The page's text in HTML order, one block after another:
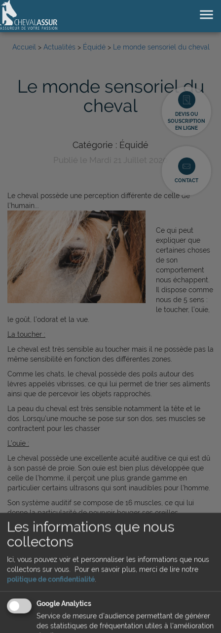
menu
DEVIS OU
SOUSCRIPTION
EN LIGNE
CONTACT
Accueil > Actualités > Équidé > Le monde sensoriel du cheval
Le monde sensoriel du
cheval
Catégorie : Équidé
Publié le Mardi 21 Juillet 2020
Le cheval possède une perception différente de celle de
l’humain...
Ce qui peut
expliquer que
certaines choses
de son
comportement
nous échappent.
Il dispose comme
nous de 5 sens :
le toucher, l’ouïe,
le goût, l’odorat et la vue.
La toucher :
Le cheval est très sensible au toucher mais il ne possède pas la
même sensibilité en fonction des différentes zones.
Comme les chats, le cheval possède des poils autour des
lèvres appelés vibrisses, ce qui lui permet de trier ses aliments
ainsi que de percevoir les objets rapprochés.
La peau du cheval est très sensible notamment la tête et le
dos. Lorsqu’une mouche se pose sur son dos, ses muscles se
contractent pour les chasser
L’ouïe :
Le cheval possède une excellente acuité auditive ce qui est dû
à son passé de proie. Son ouïe est bien plus développée que
celle de l’homme, il perçoit une plus grande gamme en
particulier certains ultrasons qui sont inaudibles pour l’homme.
Son système auditif se compose de 16 muscles, ce qui lui
donne la particularité de pourvoir bouger ses oreilles
indépendamment et de pouvoir les orienter dans la direction de
la source du son sans pour autant devoir tourner la tête.
Par chance, notre voix fait partie des gammes de sons que le
cheval entend le mieux.
Le goût :
cheval mais on ne connait que très peu de choses sur ses
capacités gustatives.
Il possède 4 types de papilles gustatives sur la langue ce qui
Les informations que nous
collectons
Ici, vous pouvez voir et personnaliser les informations que nous
collectons sur vous.
Pour en savoir plus, merci de lire notre
politique de confidentialité
Google Analytics
Service de mesure d'audience permettant de générer
des statistiques de fréquentation utiles à l'amélioration